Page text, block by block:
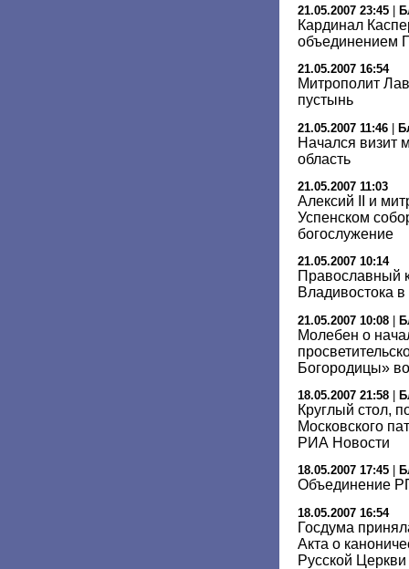
21.05.2007 23:45
Кардинал
21.05.2007 16:54
Митрополит
пустынь
21.05.2007 11:46
Начался визит
область
21.05.2007 11:03
Алексий II и
Успенском
богослужение
21.05.2007 10:14
Православный
Владивостока
21.05.2007 10:08 |
Молебен о
Богородицы»
18.05.2007 21:58
Круглый стол,
Московского
РИА Новости
18.05.2007 17:45
Объединение
18.05.2007 16:54
Госдума
Акта о
Русской Церкви